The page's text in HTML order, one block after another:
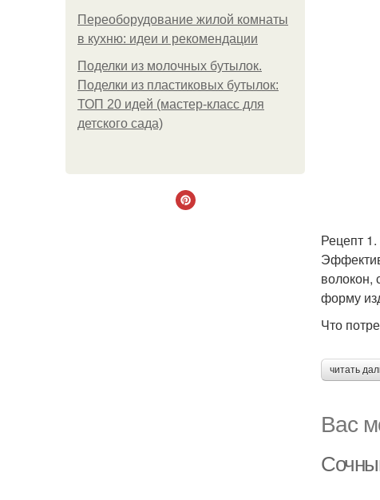
Переоборудование жилой комнаты
в кухню: идеи и рекомендации
Поделки из молочных бутылок.
Поделки из пластиковых бутылок:
ТОП 20 идей (мастер-класс для
детского сада)
Рецепт
волокон,
форму
Что
читать
Вас